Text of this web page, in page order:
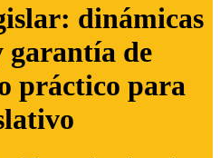
dinámicas
garantía de
práctico para